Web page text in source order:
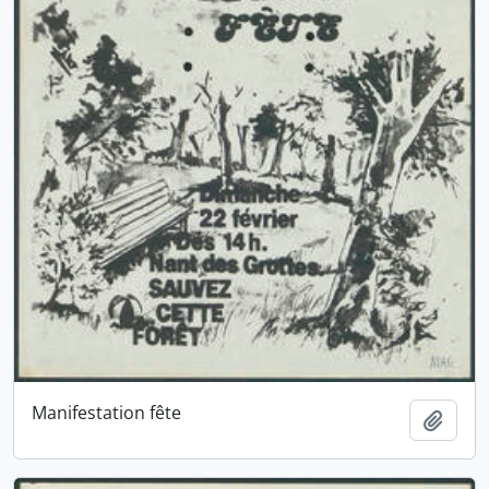
Manifestation fête